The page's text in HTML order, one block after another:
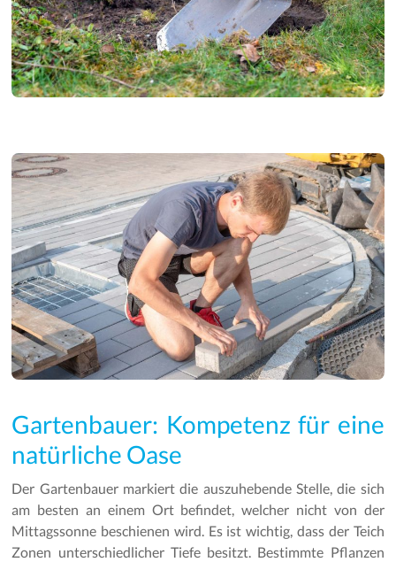
Gartenbauer: Kompetenz für eine
natürliche Oase
Der Gartenbauer markiert die auszuhebende Stelle, die sich
am besten an einem Ort befindet, welcher nicht von der
Mittagssonne beschienen wird. Es ist wichtig, dass der Teich
Zonen unterschiedlicher Tiefe besitzt. Bestimmte Pflanzen